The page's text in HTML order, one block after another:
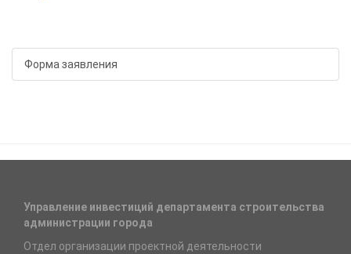
Форма заявления
Управление инвестиций департамента строительства
администрации города
Отдел организации проектной деятельности